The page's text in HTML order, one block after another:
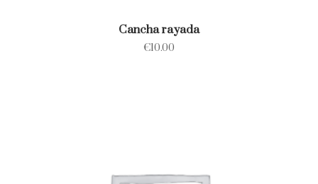
Cancha rayada
€10.00